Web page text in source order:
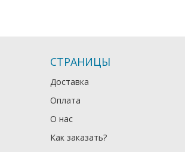
СТРАНИЦЫ
Доставка
Оплата
О нас
Как заказать?